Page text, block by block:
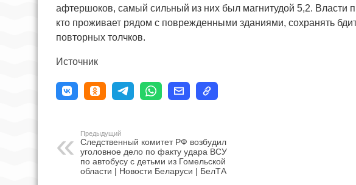
афтершоков, самый сильный из них был магнитудой 5,2. Власти
кто проживает рядом с поврежденными зданиями, сохранять
повторных толчков.
Источник
Предыдущий
Следственный комитет РФ возбудил
уголовное дело по факту удара ВСУ
по автобусу с детьми из Гомельской
области | Новости Беларуси | БелТА